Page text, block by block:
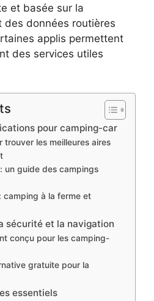
et basée sur la
des données routières
applis permettent
des services utiles
pour camping-car
trouver les meilleures aires
un guide des campings
camping à la ferme et
sécurité et la navigation
conçu pour les camping-
gratuite pour la
essentiels